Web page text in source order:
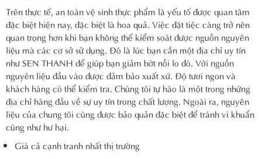
Trên thực tế, an toàn vệ sinh thực phẩm là yếu tố được quan tâm
đặc biệt hiện nay, đặc biệt là hoa quả. Việc đặt tiệc càng trở nên
quan trọng hơn khi bạn không thể kiểm soát được nguồn nguyên
liệu mà các cơ sở sử dụng. Đó là lúc bạn cần một địa chỉ uy tín
như SEN THANH để giúp bạn giảm bớt nỗi lo đó. Với nguồn
nguyên liệu đầu vào được đảm bảo xuất xứ. Độ tươi ngon và
khách hàng có thể kiểm tra. Chúng tôi tự hào là một trong những
địa chỉ hàng đầu về sự uy tín trong chất lượng. Ngoài ra, nguyên
liệu của chung tôi cũng được bảo quản đặc biệt để tránh vi khuẩn
cũng như hư hại.
Giá cả cạnh tranh nhất thị trường